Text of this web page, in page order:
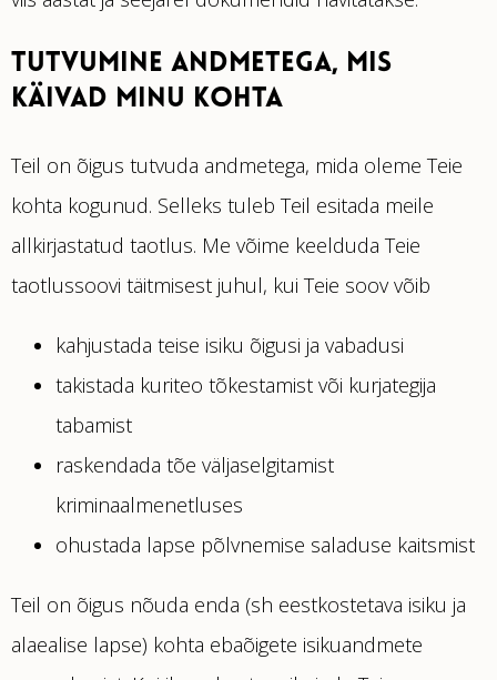
TUTVUMINE ANDMETEGA, MIS
KÄIVAD MINU KOHTA
Teil on õigus tutvuda andmetega, mida oleme Teie
kohta kogunud. Selleks tuleb Teil esitada meile
allkirjastatud taotlus. Me võime keelduda Teie
taotlussoovi täitmisest juhul, kui Teie soov võib
kahjustada teise isiku õigusi ja vabadusi
takistada kuriteo tõkestamist või kurjategija
tabamist
raskendada tõe väljaselgitamist
kriminaalmenetluses
ohustada lapse põlvnemise saladuse kaitsmist
Teil on õigus nõuda enda (sh eestkostetava isiku ja
alaealise lapse) kohta ebaõigete isikuandmete